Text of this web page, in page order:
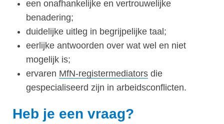
een onafhankelijke en vertrouwelijke
benadering;
duidelijke uitleg in begrijpelijke taal;
eerlijke antwoorden over wat wel en niet
mogelijk is;
ervaren MfN-registermediators die
gespecialiseerd zijn in arbeidsconflicten.
Heb je een vraag?